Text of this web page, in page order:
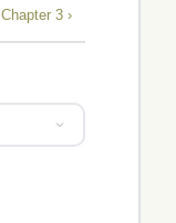
Chapter 3 ›